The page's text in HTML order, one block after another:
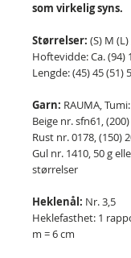
som virkelig syns.
Størrelser: (S) M (L)
Hoftevidde: Ca. (94)
Lengde: (45) 45 (51)
Garn: RAUMA, Tumi:
Beige nr. sfn61,
Rust nr. 0178, (150)
Gul nr. 1410, 50 g
størrelser
Heklenål: Nr. 3,5
Heklefasthet: 1
m = 6 cm